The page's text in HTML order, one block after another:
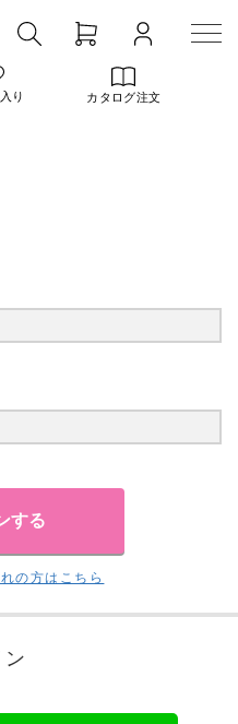
り カタログ注文
の方はこちら